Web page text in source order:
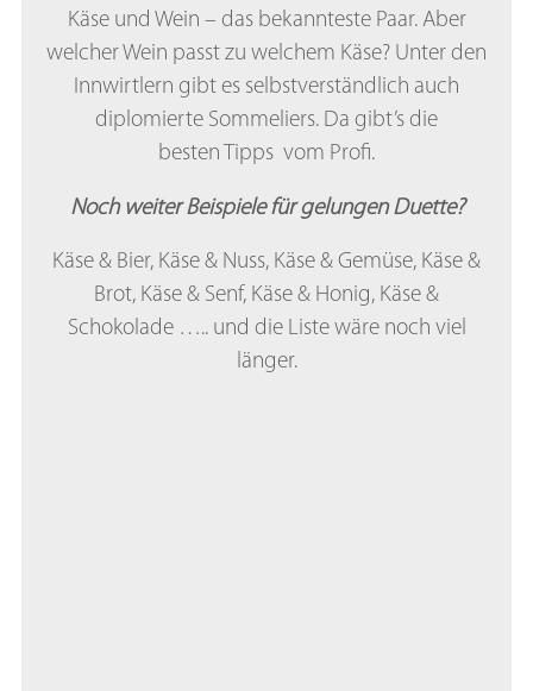
Käse und Wein – das bekannteste Paar. Aber
welcher Wein passt zu welchem Käse? Unter den
Innwirtlern gibt es selbstverständlich auch
diplomierte Sommeliers. Da gibt’s die
besten Tipps vom Profi.
Noch weiter Beispiele für gelungen Duette?
Käse & Bier, Käse & Nuss, Käse & Gemüse, Käse &
Brot, Käse & Senf, Käse & Honig, Käse &
Schokolade ….. und die Liste wäre noch viel
länger.